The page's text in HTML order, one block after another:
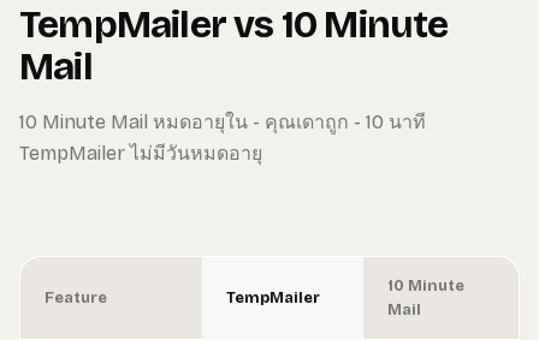
TempMailer vs 10 Minute
Mail
10 Minute Mail หมดอายุใน - คุณเดาถูก - 10 นาที
TempMailer ไม่มีวันหมดอายุ
Feature TempMailer
10 Minute
Mail